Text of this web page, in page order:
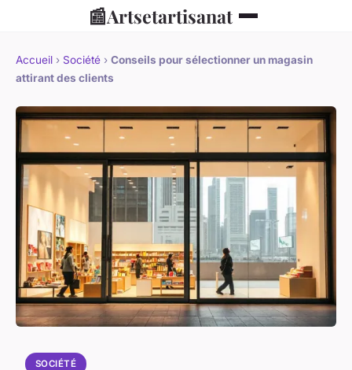
📰Artsetartisanat
Accueil › Société › Conseils pour sélectionner un magasin
attirant des clients
SOCIÉTÉ